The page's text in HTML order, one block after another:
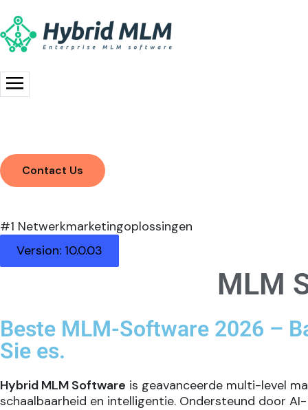
Contact Us
#1 Netwerkmarketingoplossingen
Version: 10.0.03
MLM
Beste MLM-Software 2026 –
Sie es.
Hybrid MLM Software is geavanceerde multi-level
schaalbaarheid en intelligentie. Ondersteund door